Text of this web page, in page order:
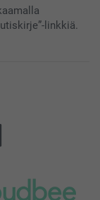
linkkiä.